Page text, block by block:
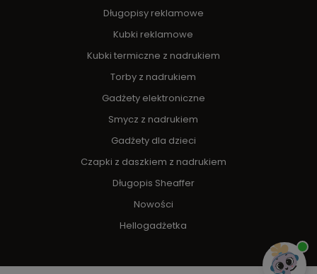
Długopisy reklamowe
Kubki reklamowe
Kubki termiczne z nadrukiem
Torby z nadrukiem
Gadżety elektroniczne
Smycz z nadrukiem
Gadżety dla dzieci
Czapki z daszkiem z nadrukiem
Długopis Sheaffer
Nowości
Hellogadżetka